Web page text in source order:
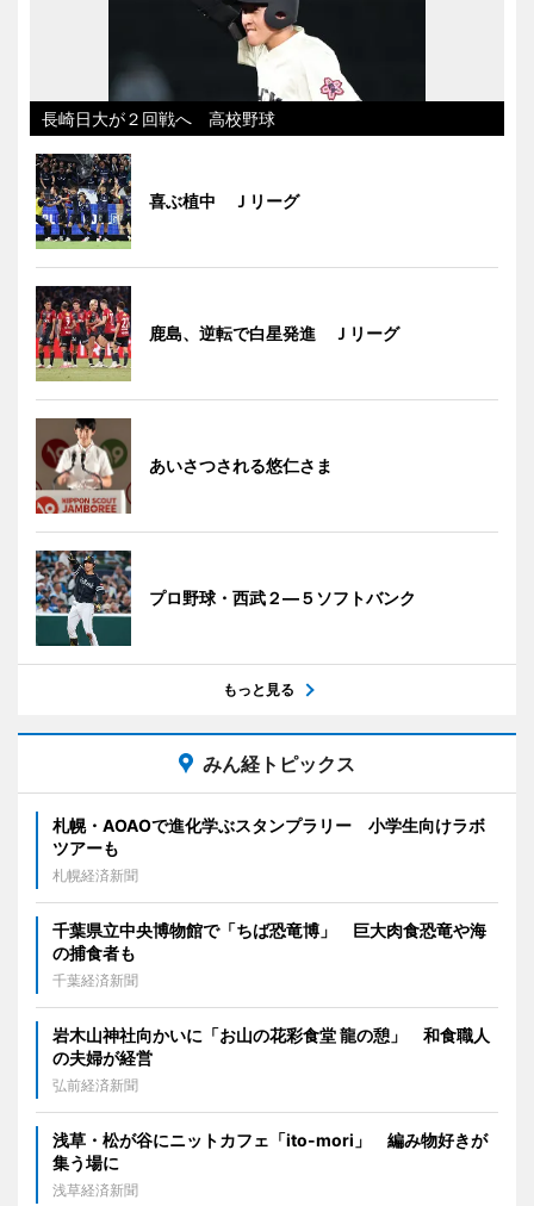
長崎日大が２回戦へ 高校野球
喜ぶ植中 Ｊリーグ
鹿島、逆転で白星発進 Ｊリーグ
あいさつされる悠仁さま
プロ野球・西武２―５ソフトバンク
もっと見る
みん経トピックス
札幌・AOAOで進化学ぶスタンプラリー 小学生向けラボ
ツアーも
札幌経済新聞
千葉県立中央博物館で「ちば恐竜博」 巨大肉食恐竜や海
の捕食者も
千葉経済新聞
岩木山神社向かいに「お山の花彩食堂 龍の憩」 和食職人
の夫婦が経営
弘前経済新聞
浅草・松が谷にニットカフェ「ito-mori」 編み物好きが
集う場に
浅草経済新聞